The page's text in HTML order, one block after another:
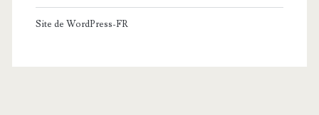
Site de WordPress-FR